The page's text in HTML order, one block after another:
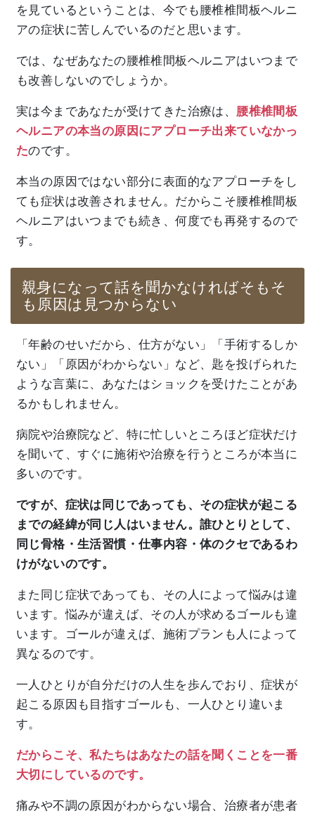
を見ているということは、今でも腰椎椎間板ヘルニ
アの症状に苦しんでいるのだと思います。
では、なぜあなたの腰椎椎間板ヘルニアはいつまで
も改善しないのでしょうか。
実は今まであなたが受けてきた治療は、 腰椎椎間板
ヘルニアの本当の原因にアプローチ出来ていなかっ
たのです。
本当の原因ではない部分に表面的なアプローチをし
ても症状は改善されません。だからこそ腰椎椎間板
ヘルニアはいつまでも続き、何度でも再発するので
す。
親身になって話を聞かなければそもそ
も原因は見つからない
「年齢のせいだから、仕方がない」「手術するしか
ない」「原因がわからない」など、匙を投げられた
ような言葉に、あなたはショックを受けたことがあ
るかもしれません。
病院や治療院など、特に忙しいところほど症状だけ
を聞いて、すぐに施術や治療を行うところが本当に
多いのです。
ですが、症状は同じであっても、その症状が起こる
までの経緯が同じ人はいません。誰ひとりとして、
同じ骨格・生活習慣・仕事内容・体のクセであるわ
けがないのです。
また同じ症状であっても、その人によって悩みは違
います。悩みが違えば、その人が求めるゴールも違
います。ゴールが違えば、施術プランも人によって
異なるのです。
一人ひとりが自分だけの人生を歩んでおり、症状が
起こる原因も目指すゴールも、一人ひとり違いま
す。
だからこそ、私たちはあなたの話を聞くことを一番
大切にしているのです。
痛みや不調の原因がわからない場合、治療者が患者